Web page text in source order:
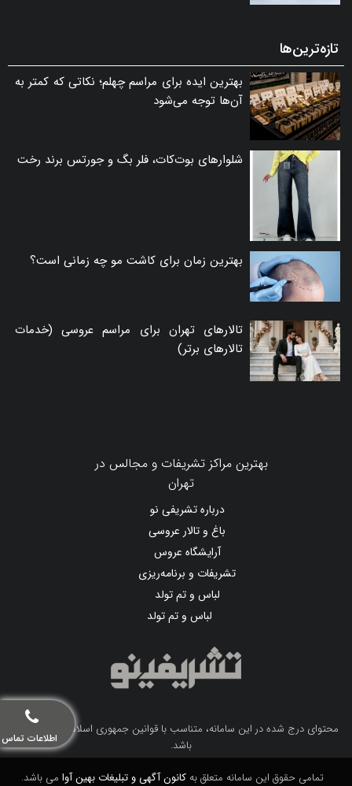
اطلاعات تماس
تازه‌ترین‌ها
بهترین ایده برای مراسم چهلم؛ نکاتی که کمتر به
آن‌ها توجه می‌شود
شلوارهای بوت‌کات، فلر بگ و جورتس برند رخت
بهترین زمان برای کاشت مو چه زمانی است؟
تالارهای تهران برای مراسم عروسی (خدمات
تالارهای برتر)
بهترین مراکز تشریفات و مجالس در
تهران
درباره تشریفی نو
باغ و تالار عروسی
آرایشگاه عروس
تشریفات و برنامه‌ریزی
لباس و تم تولد
لباس و تم تولد
محتوای درج شده در این سامانه، متناسب با قوانین جمهوری اسلامی ایران می
باشد.
تمامی حقوق این سامانه متعلق بهکانون آگهی و تبلیغات بهین آوا می باشد.